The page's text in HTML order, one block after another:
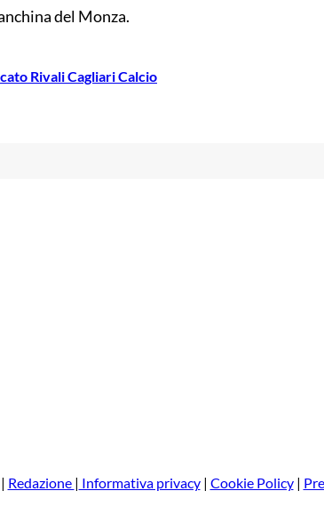
del Monza.
Rivali Cagliari Calcio
Redazione | Informativa privacy| Cookie Policy|